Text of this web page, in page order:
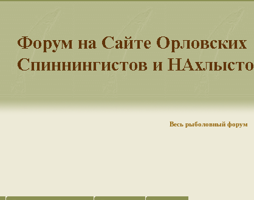
Весь рыболовный форум